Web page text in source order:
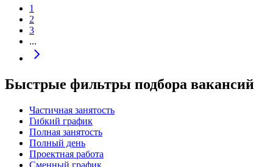
1
2
3
...
Быстрые фильтры подбора вакансий
Частичная занятость
Гибкий график
Полная занятость
Полный день
Проектная работа
Сменный график